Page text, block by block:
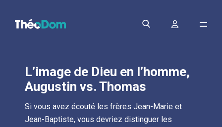
L’image de Dieu en l’homme,
Augustin vs. Thomas
Si vous avez écouté les frères Jean-Marie et
Jean-Baptiste, vous devriez distinguer les